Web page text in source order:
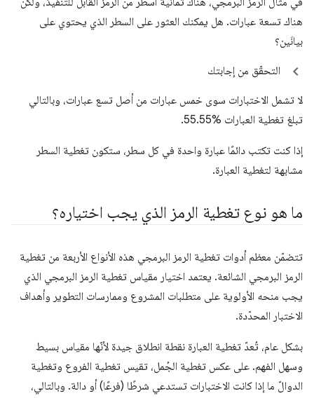
هناك تسعة عبارات. هل يمكنك العثور على السطر الذي يحتوي على
بيانَين؟
التحقّق من إجابتك
لا تشمل الاختبارات سوى خمس عبارات من أصل تسع عبارات، وبالتالي
تبلغ تغطية العبارات %55.55.
إذا كنت تكتب دائمًا عبارة واحدة في كل سطر، ستكون تغطية السطر
مشابهة لتغطية العبارة.
ما هو نوع تغطية الرمز الذي يجب اختياره؟
تتضمّن معظم أدوات تغطية الرمز البرمجي هذه الأنواع الأربعة من تغطية
الرمز البرمجي الشائعة. يعتمد اختيار مقياس تغطية الرمز البرمجي الذي
يجب منحه الأولوية على متطلبات المشروع وممارسات التطوير وأهداف
الاختبار المحدّدة.
بشكل عام، تُعدّ تغطية العبارة نقطة انطلاق جيدة لأنّها مقياس بسيط
وسهل الفهم. على عكس تغطية الجُمل، تقيس تغطية الفروع وتغطية
الدوالّ ما إذا كانت الاختبارات تستدعي شرطًا (فرعًا) أو دالة. وبالتالي،